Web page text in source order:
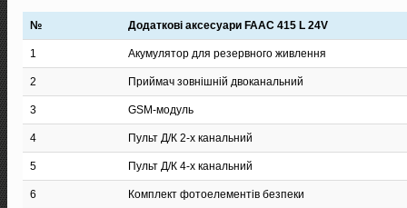
№ Додаткові аксесуари FAAC 415 L 24V
1 Акумулятор для резервного живлення
2 Приймач зовнішній двоканальний
3 GSM-модуль
4 Пульт Д/К 2-х канальний
5 Пульт Д/К 4-х канальний
6 Комплект фотоелементів безпеки